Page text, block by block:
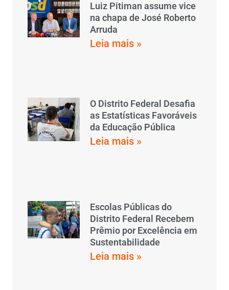
Luiz Pitiman assume vice
na chapa de José Roberto
Arruda
Leia mais »
O Distrito Federal Desafia
as Estatísticas Favoráveis
da Educação Pública
Leia mais »
Escolas Públicas do
Distrito Federal Recebem
Prêmio por Excelência em
Sustentabilidade
Leia mais »